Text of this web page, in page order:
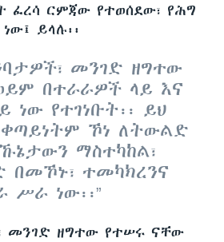
ፈረሳ ርምጃው የተወሰደው፣ የሕግ
ይላሉ፡፡
መንገድ ዘግተው
በተራራዎች ላይ እና
ነው የተገነቡት፡፡ ይህ
ቀጣይነትም ኾነ ለትውልድ
ማስተካከል፣
በመኾኑ፣ ተመካክረንና
ሥራ ነው፡፡”
መንገድ ዘግተው የተሠሩ ናቸው